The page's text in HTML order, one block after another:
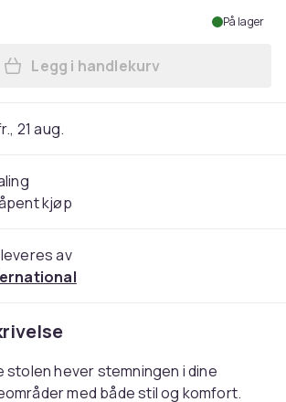
På lager
Legg vidaXL Stol med
Legg i handlekurv
21 aug.
kjøp
av
stolen hever stemningen i dine
med både stil og komfort.